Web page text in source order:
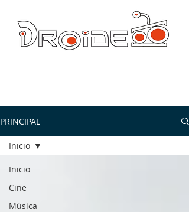
PRINCIPAL
Inicio
Cine
Música
Inicio